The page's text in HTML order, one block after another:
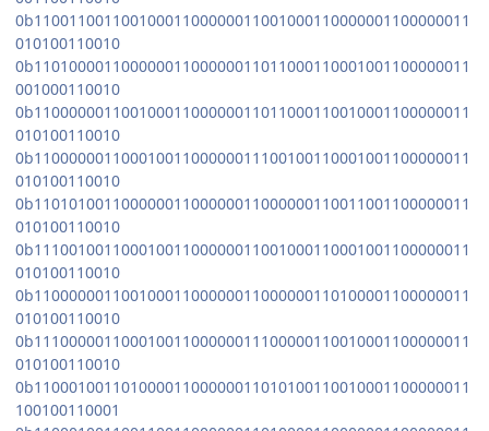
0b11001100110010001100000011001000110000001100000011
010100110010
0b11010000110000001100000011011000110001001100000011
001000110010
0b11000000110010001100000011011000110010001100000011
010100110010
0b11000000110001001100000011100100110001001100000011
010100110010
0b11010100110000001100000011000000110011001100000011
010100110010
0b11100100110001001100000011001000110001001100000011
010100110010
0b11000000110010001100000011000000110100001100000011
010100110010
0b11100000110001001100000011100000110010001100000011
010100110010
0b11000100110100001100000011010100110010001100000011
100100110001